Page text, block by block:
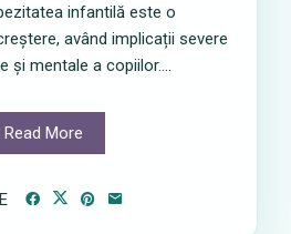
infantilă este o
având implicații severe
și mentale a copiilor....
Read More